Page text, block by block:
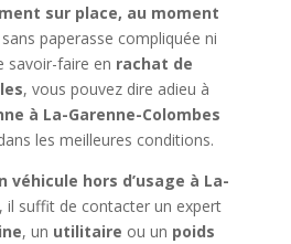
sur place, au moment
paperasse compliquée ni
savoir-faire en rachat de
, vous pouvez dire adieu à
à La-Garenne-Colombes
les meilleures conditions.
véhicule hors d’usage à La-
, il suffit de contacter un expert
, un utilitaire ou un poids